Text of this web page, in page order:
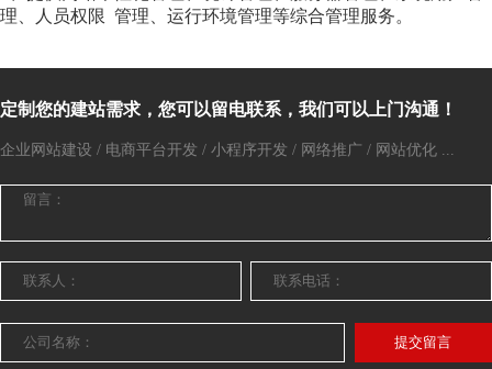
理、人员权限 管理、运行环境管理等综合管理服务。
定制您的建站需求，您可以留电联系，我们可以上门沟通！
企业网站建设 / 电商平台开发 / 小程序开发 / 网络推广 / 网站优化 ...
提交留言